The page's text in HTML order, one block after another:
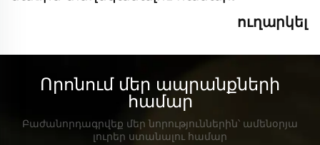
ուղարկել
Որոնում մեր ապրանքների
համար
Բաժանորդագրվեք մեր նորություններին՝ ամենօրյա
լուրեր ստանալու համար